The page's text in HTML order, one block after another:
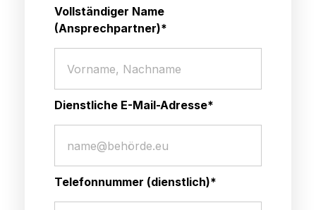
Vollständiger Name
(Ansprechpartner)*
Dienstliche E-Mail-Adresse*
Telefonnummer (dienstlich)*